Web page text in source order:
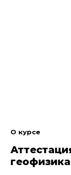
О курсе